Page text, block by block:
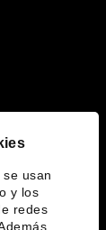
usan
y los
redes